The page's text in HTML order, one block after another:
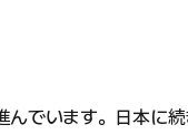
でいます。日本に続